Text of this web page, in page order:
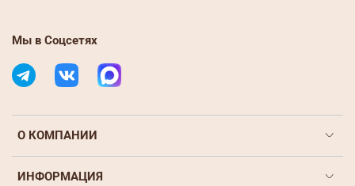
О КОМПАНИИ
ИНФОРМАЦИЯ
Мы в Соцсетях